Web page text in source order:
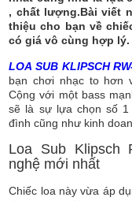
, chất lượng.Bài viết
thiệu cho bạn về chiếc
có giá vô cùng hợp lý.
LOA SUB KLIPSCH
bạn chơi nhạc to hơn
Cộng với một bass
sẽ là sự lựa chọn số 1
đình cũng như kinh
Loa Sub Klipsch
nghệ mới nhất
Chiếc loa này vừa áp